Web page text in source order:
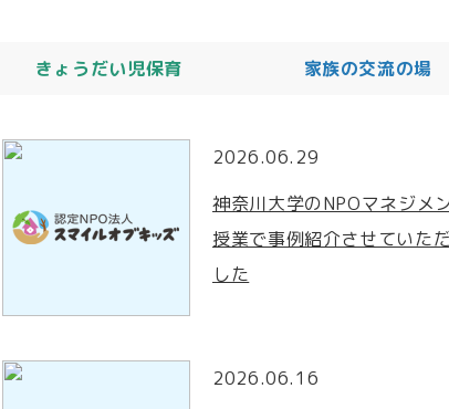
きょうだい児保育 家族の交流の場
2026.06.29
神奈川大学のNPOマネジメ
授業で事例紹介させていた
した
2026.06.16